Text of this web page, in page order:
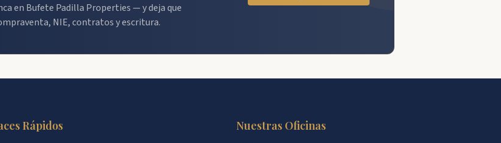
en Bufete Padilla Properties — y deja que
NIE, contratos y escritura.
Rápidos Nuestras Oficinas